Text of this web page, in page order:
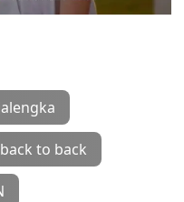
back to back